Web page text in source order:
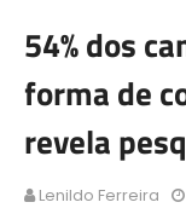
54% dos
forma de
revela
Lenildo Ferreira